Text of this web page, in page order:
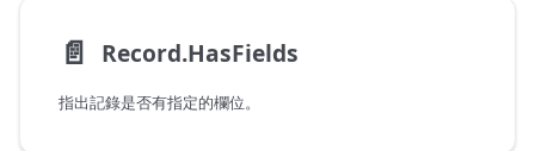
📄️ Record.HasFields
指出記錄是否有指定的欄位。